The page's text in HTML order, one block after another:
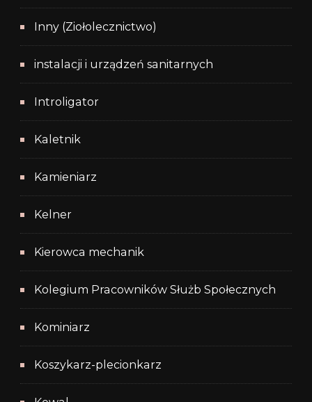
Inny (Ziołolecznictwo)
instalacji i urządzeń sanitarnych
Introligator
Kaletnik
Kamieniarz
Kelner
Kierowca mechanik
Kolegium Pracowników Służb Społecznych
Kominiarz
Koszykarz-plecionkarz